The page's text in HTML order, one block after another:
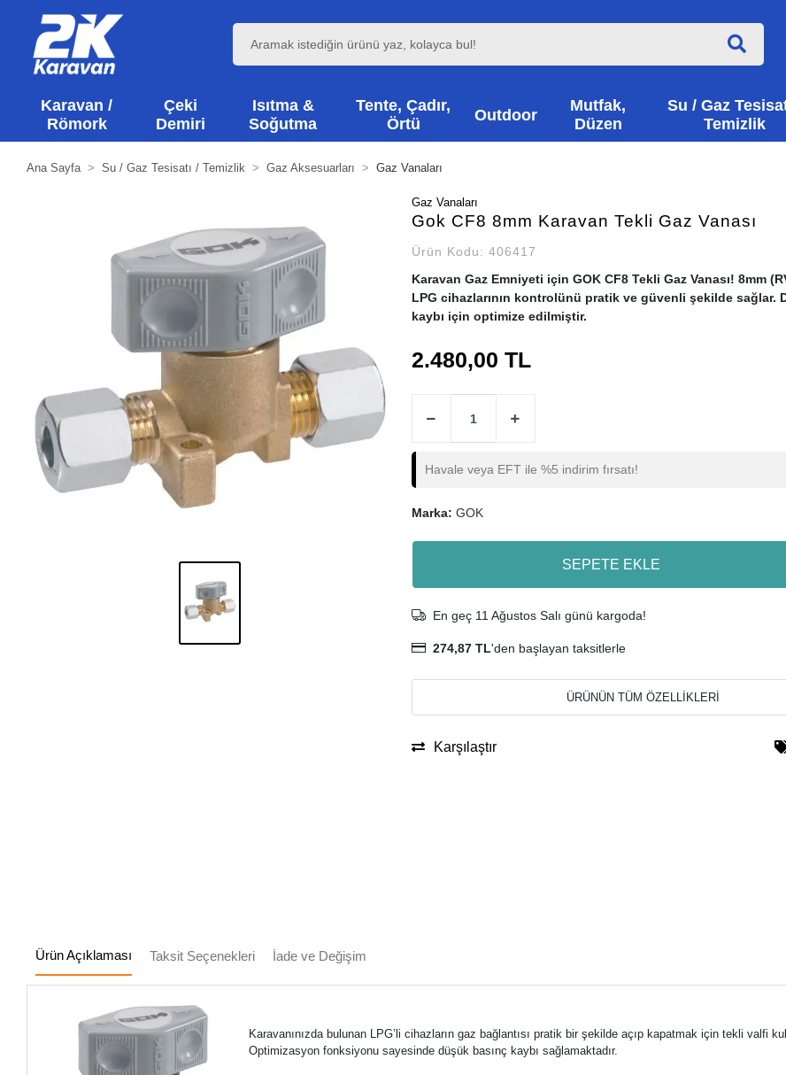
Karavan /
Römork
Çeki
Demiri
Isıtma &
Soğutma
Tente, Çadır,
Örtü
Outdoor
Mutfak,
Düzen
Su / Gaz
Temizlik
Ana Sayfa Su / Gaz Tesisatı / Temizlik Gaz Aksesuarları Gaz Vanaları
Gaz Vanaları
Gok CF8 8mm Karavan Tekli Gaz Vanası
Ürün Kodu: 406417
Karavan Gaz Emniyeti için GOK CF8 Tekli Gaz Vanası! 8mm
LPG cihazlarının kontrolünü pratik ve güvenli şekilde sağlar.
kaybı için optimize edilmiştir.
2.480,00 TL
Havale veya EFT ile %5 indirim fırsatı!
Marka: GOK
SEPETE EKLE
En geç 11 Ağustos Salı günü kargoda!
274,87 TL'den başlayan taksitlerle
ÜRÜNÜN TÜM ÖZELLİKLERİ
Karşılaştır
Ürün Açıklaması Taksit Seçenekleri İade ve Değişim
Karavanınızda bulunan LPG’li cihazların gaz bağlantısı pratik bir şekilde açıp kapatmak için tekli valfi
Optimizasyon fonksiyonu sayesinde düşük basınç kaybı sağlamaktadır.